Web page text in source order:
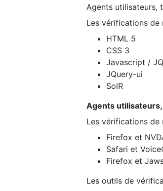
Agents utilisateurs,
Les vérifications de
HTML 5
CSS 3
Javascript /
JQuery-ui
SolR
Agents
Les vérifications de
Firefox et
Safari et
Firefox et
Les outils de